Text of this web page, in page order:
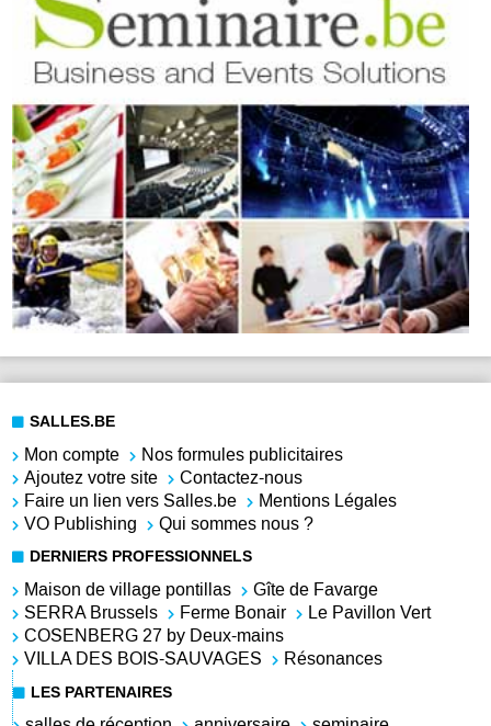
SALLES.BE
Mon compte
Nos formules publicitaires
Ajoutez votre site
Contactez-nous
Faire un lien vers Salles.be
Mentions Légales
VO Publishing
Qui sommes nous ?
DERNIERS PROFESSIONNELS
Maison de village pontillas
Gîte de Favarge
SERRA Brussels
Ferme Bonair
Le Pavillon Vert
COSENBERG 27 by Deux-mains
VILLA DES BOIS-SAUVAGES
Résonances
LES PARTENAIRES